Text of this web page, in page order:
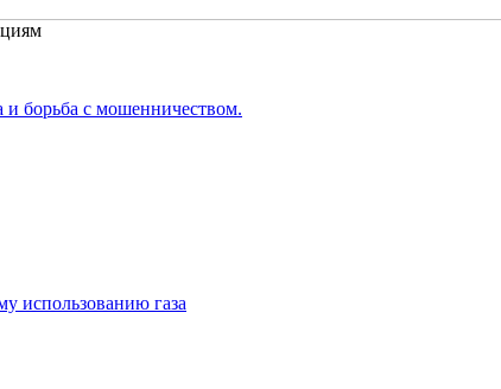
и борьба с мошенничеством.
использованию газа